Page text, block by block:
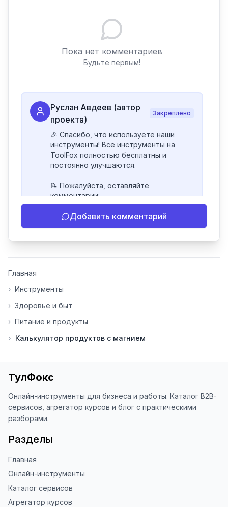
Пока нет комментариев
Будьте первым!
Руслан Авдеев (автор
проекта)
Закреплено
🎉 Спасибо, что используете наши
инструменты! Все инструменты на
ToolFox полностью бесплатны и
постоянно улучшаются.
📝 Пожалуйста, оставляйте
комментарии:
- Если инструмент работает
некорректно
инструменты нуждаются в доработке.
основе вашей обратной связи.
⭐ Если вам нравится ToolFox — буду
благодарен за отзыв о сайте в
наши инструменты!
Благодарю за доверие и
использование ToolFox! 🚀
Добавить комментарий
Главная
› Инструменты
› Здоровье и быт
› Питание и продукты
› Калькулятор продуктов с магнием
ТулФокс
Онлайн-инструменты для бизнеса и работы. Каталог B2B-
сервисов, агрегатор курсов и блог с практическими
разборами.
Разделы
Главная
Онлайн-инструменты
Каталог сервисов
Агрегатор курсов